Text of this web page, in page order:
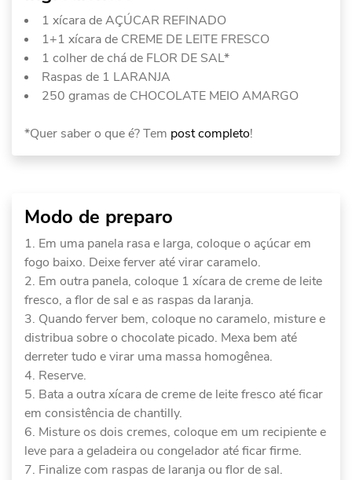
1 xícara de AÇÚCAR REFINADO
1+1 xícara de CREME DE LEITE FRESCO
1 colher de chá de FLOR DE SAL*
Raspas de 1 LARANJA
250 gramas de CHOCOLATE MEIO AMARGO
*Quer saber o que é? Tem post completo!
Modo de preparo
Em uma panela rasa e larga, coloque o açúcar em
fogo baixo. Deixe ferver até virar caramelo.
Em outra panela, coloque 1 xícara de creme de leite
fresco, a flor de sal e as raspas da laranja.
Quando ferver bem, coloque no caramelo, misture e
distribua sobre o chocolate picado. Mexa bem até
derreter tudo e virar uma massa homogênea.
Reserve.
Bata a outra xícara de creme de leite fresco até ficar
em consistência de chantilly.
Misture os dois cremes, coloque em um recipiente e
leve para a geladeira ou congelador até ficar firme.
Finalize com raspas de laranja ou flor de sal.